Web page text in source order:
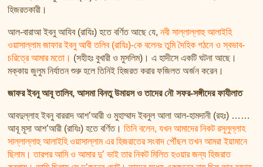
হিজরতকারী।
আল-বারাআ ইবনু আযিব (রাযিঃ) হতে বর্ণিত আছে যে,নবী সাল্লাল্লাহু আলাইহি
ওয়াসাল্লাম জাফার ইবনু আবী তলিব (রাযিঃ)-কে বলেনঃ তুমি দৈহিক গঠনে ও স্বভাব-
চরিত্রে আমার মতো। (সহীহঃ বুখারী ও মুসলিম)। এ হাদীসে একটি ঘটনা আছে।
মক্কায় জুলুম নির্যাতন শুরু হলে তিনিই হিজরত করার ফজিলত অর্জন করেন।
জাফর ইবনু আবূ তালিব, আসমা বিনতু উমায়স ও তাদের নৌ সফর-সঙ্গীদের ফাযীলাত
আবদুল্লাহ ইবনু বাররাদ আশ’আরী ও মুহাম্মাদ ইবনুল আলা আল-হামদানী (রহঃ) ……
আবূ মূসা আশ’আরী (রাযিঃ) হতে বর্ণিত।তিনি বলেন, যখন আমাদের নিকট রসূলুল্লাহ
সাল্লাল্লাহু আলাইহি ওয়াসাল্লাম এর হিজরাতের সংবাদ পৌঁছল তখন আমরা ইয়ামানে
ছিলাম। তারপর আমি ও আমার দু’ ভাই তার নিকট মিলিত হওয়ার জন্য হিজরাত